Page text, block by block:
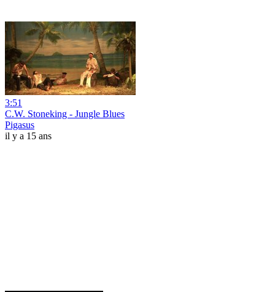
3:51
C.W. Stoneking - Jungle Blues
Pigasus
il y a 15 ans